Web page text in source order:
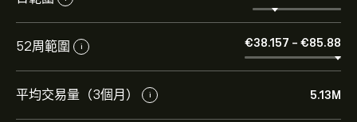
52周範圍 i ‎€‎38.157 - ‎€‎85.88
平均交易量（3個月） i 5.13M